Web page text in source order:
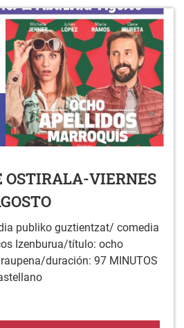
VIERNES
publiko guztientzat/ comedia
Izenburua/título: ocho
duración: 97 MINUTOS